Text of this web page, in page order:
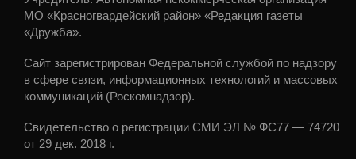
МО «Красногвардейский район» «Редакция газеты
«Дружба».
Сайт зарегистрирован Федеральной службой по надзору
в сфере связи, информационных технологий и массовых
коммуникаций (Роскомнадзор).
Свидетельство о регистрации СМИ ЭЛ № ФС77 — 74720
от 29 дек. 2018 г.